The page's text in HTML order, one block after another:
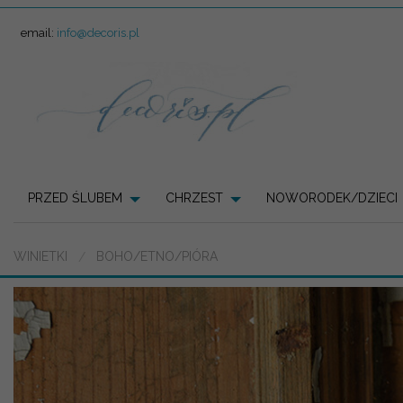
email: info@decoris.pl
PRZED ŚLUBEM CHRZEST NOWORODEK/DZIECI
WINIETKI BOHO/ETNO/PIÓRA